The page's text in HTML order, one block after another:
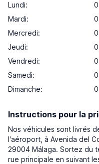
Lundi:
Mardi:
Mercredi:
Jeudi:
Vendredi:
Samedi:
Dimanche:
Instructions pour la
Nos véhicules sont livrés
l'aéroport, à Avenida del
29004 Málaga. Sortez du
rue principale en suivant